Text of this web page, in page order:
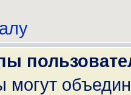
могут